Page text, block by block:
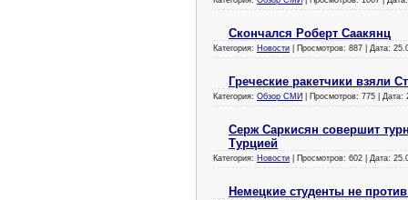
Скончался Роберт Саакянц
Категория: Новости | Просмотров: 887 | Дата:
Греческие ракетчики взяли
Категория: Обзор СМИ | Просмотров: 775 | Дата:
Серж Саркисян совершит
Турцией
Категория: Новости | Просмотров: 602 | Дата:
Немецкие студенты не